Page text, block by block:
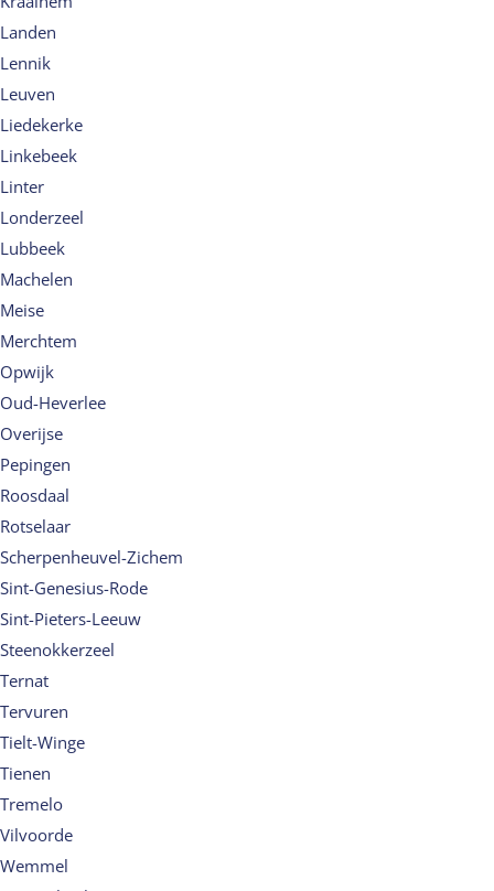
Landen
Lennik
Leuven
Liedekerke
Linkebeek
Linter
Londerzeel
Lubbeek
Machelen
Meise
Merchtem
Opwijk
Oud-Heverlee
Overijse
Pepingen
Roosdaal
Rotselaar
Scherpenheuvel-Zichem
Sint-Genesius-Rode
Sint-Pieters-Leeuw
Steenokkerzeel
Ternat
Tervuren
Tielt-Winge
Tienen
Tremelo
Vilvoorde
Wemmel